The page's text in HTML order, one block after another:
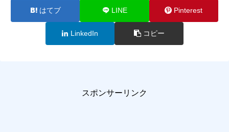
はてブ LINE Pinterest
LinkedIn コピー
スポンサーリンク